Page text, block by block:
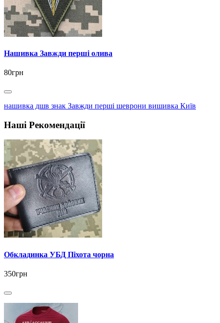
Нашивка Завжди перші олива
80грн
нашивка дшв знак Завжди перші шеврони вишивка Київ
Наші Рекомендації
Обкладинка УБД Піхота чорна
350грн